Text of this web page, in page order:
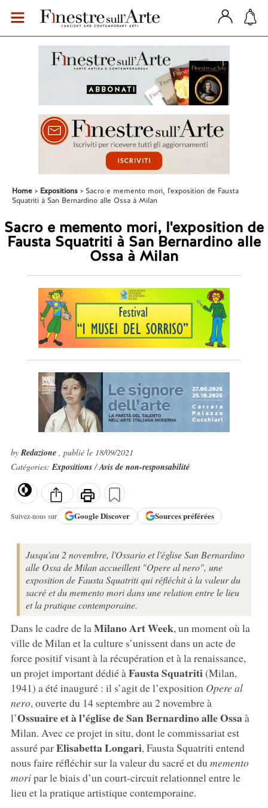
Home Expositions
Sacro e memento mori, l'exposition de Fausta
Squatriti à San Bernardino alle Ossa à Milan
Sacro e memento mori, l'exposition de
Fausta Squatriti à San Bernardino alle
Ossa à Milan
byRedazione , publié le 18/09/2021
Catégories:Expositions/Avis de non-responsabilité
Suivez-nous sur GoogleDiscover Sources préférées
Jusqu'au 2 novembre, l'Ossario et l'église San Bernardino
alle Ossa de Milan accueillent "Opere al nero", une
exposition de Fausta Squatriti qui réfléchit à la valeur du
sacré et du memento mori dans une relation entre le lieu
et la pratique contemporaine.
Dans le cadre de la Milano Art Week, un moment où la
ville de Milan et la culture s’unissent dans un acte de
force positif visant à la récupération et à la renaissance,
un projet important dédié à Fausta Squatriti(Milan,
1941) a été inauguré : il s’agit de l’exposition Opere al
nero, ouverte du 14 septembre au 2 novembre à
l’Ossuaire et à l’église de San Bernardino alle Ossaà
Milan. Avec ce projet in situ, dont le commissariat est
assuré parElisabetta Longari, Fausta Squatriti entend
nous faire réfléchir sur la valeur du sacré et du memento
moripar le biais d’un court-circuit relationnel entre le
lieu et la pratique artistique contemporaine.